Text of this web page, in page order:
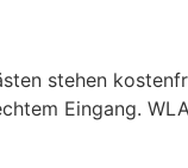
stehen
Eingang.